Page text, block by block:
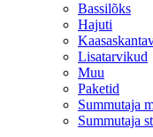
Bassilõks
Hajuti
Lisatarvikud
Muu
Paketid
Summutaja
Summutaja